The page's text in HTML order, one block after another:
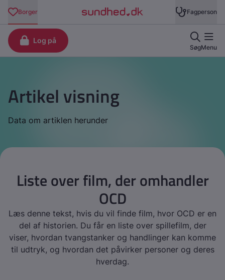
Artikel visning
Data om artiklen herunder
Liste over film, der omhandler
OCD
Læs denne tekst, hvis du vil finde film, hvor OCD er en
del af historien. Du får en liste over spillefilm, der
viser, hvordan tvangstanker og handlinger kan komme
til udtryk, og hvordan det påvirker personer og deres
hverdag.